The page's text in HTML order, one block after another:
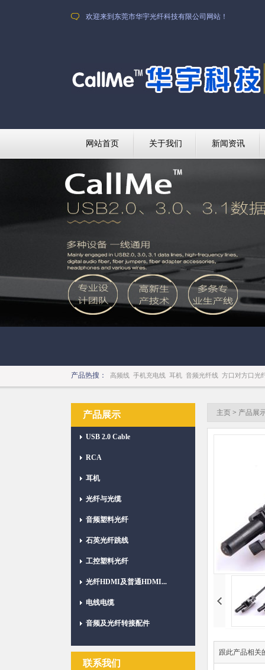
欢迎来到东莞市华宇光纤科技有限公司网站！
网站首页 关于我们 新闻资讯
产品热搜： 高频线 手机充电线 耳机 音频光纤线 方口对方口光
产品展示
USB 2.0 Cable
RCA
耳机
光纤与光缆
音频塑料光纤
石英光纤跳线
工控塑料光纤
光纤HDMI及普通HDMI...
电线电缆
音频及光纤转接配件
联系我们
主页 > 产品展
跟此产品相关